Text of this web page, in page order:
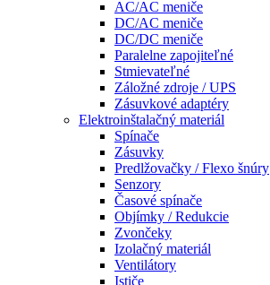
AC/AC meniče
DC/AC meniče
DC/DC meniče
Paralelne zapojiteľné
Stmievateľné
Záložné zdroje / UPS
Zásuvkové adaptéry
Elektroinštalačný materiál
Spínače
Zásuvky
Predlžovačky / Flexo šnúry
Senzory
Časové spínače
Objímky / Redukcie
Zvončeky
Izolačný materiál
Ventilátory
Ističe